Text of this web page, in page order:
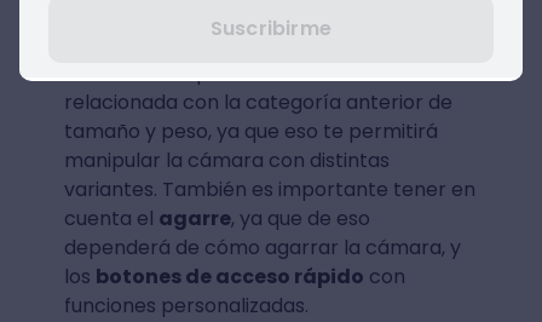
llegar a determinar qué tipo de cámara
podemos utilizar para grabar un vídeo.
relacionada con la categoría anterior de
tamaño y peso, ya que eso te permitirá
manipular la cámara con distintas
variantes. También es importante tener en
cuenta el agarre, ya que de eso
dependerá de cómo agarrar la cámara, y
los botones de acceso rápido con
funciones personalizadas.
Suscribirme